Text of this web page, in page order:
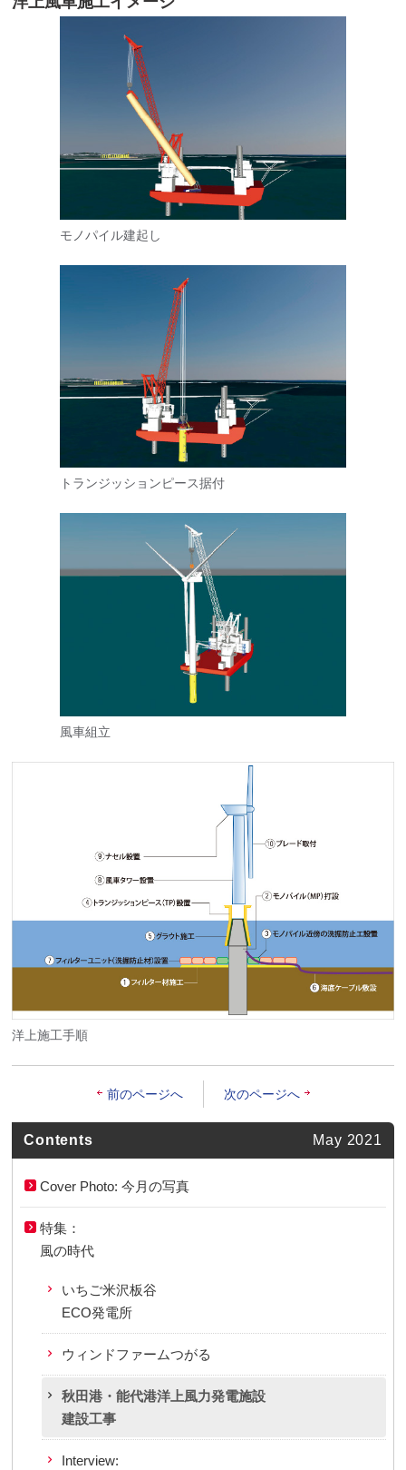
モノパイル建起し
トランジッションピース据付
風車組立
洋上施工手順
前のページへ 次のページへ
Contents May 2021
Cover Photo: 今月の写真
特集：
風の時代
いちご米沢板谷
ECO発電所
ウィンドファームつがる
秋田港・能代港洋上風力発電施設
建設工事
Interview: